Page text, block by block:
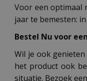
Voor een optimaal
jaar te bemesten:
Bestel Nu voor
Wil je ook
het product ook
situatie. Bezoek